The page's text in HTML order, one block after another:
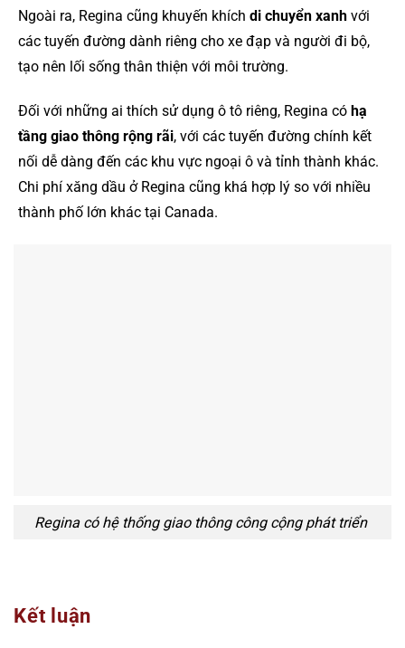
Ngoài ra, Regina cũng khuyến khích di chuyển xanh với
các tuyến đường dành riêng cho xe đạp và người đi bộ,
tạo nên lối sống thân thiện với môi trường.
Đối với những ai thích sử dụng ô tô riêng, Regina có hạ
tầng giao thông rộng rãi, với các tuyến đường chính kết
nối dễ dàng đến các khu vực ngoại ô và tỉnh thành khác.
Chi phí xăng dầu ở Regina cũng khá hợp lý so với nhiều
thành phố lớn khác tại Canada.
Regina có hệ thống giao thông công cộng phát triển
Kết luận